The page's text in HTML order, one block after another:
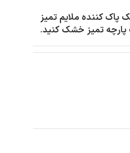
پاک کننده ملایم تمیز
تمیز خشک کنید.